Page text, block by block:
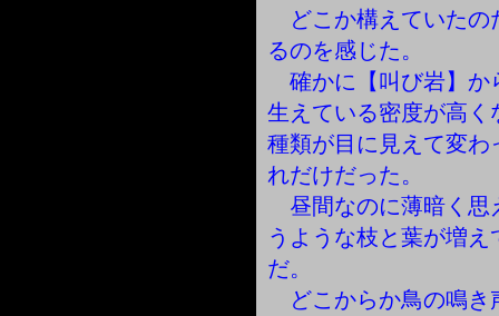
どこか構えていたの
るのを感じた。
確かに【叫び岩】か
生えている密度が高
種類が目に見えて変
れだけだった。
昼間なのに薄暗く思
うような枝と葉が増
だ。
どこからか鳥の鳴き